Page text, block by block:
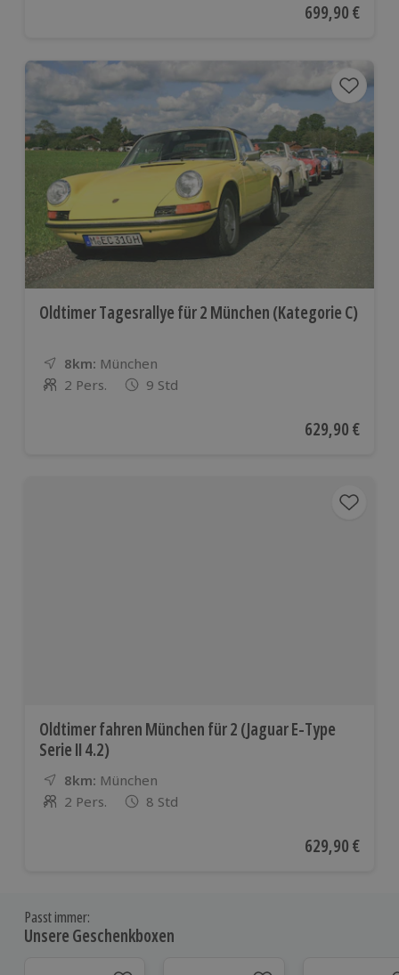
Aktueller Preis
699,90 €
Oldtimer Tagesrallye für 2 München (Kategorie C)
8km: Entfernung
Standort
München
Anzahl der Teilnehmer
2 Pers. 9 Std
Aktueller Preis
629,90 €
Oldtimer fahren München für 2 (Jaguar E-Type
Serie II 4.2)
8km: Entfernung
Standort
München
Anzahl der Teilnehmer
2 Pers. 8 Std
Aktueller Preis
629,90 €
Passt immer:
Unsere Geschenkboxen